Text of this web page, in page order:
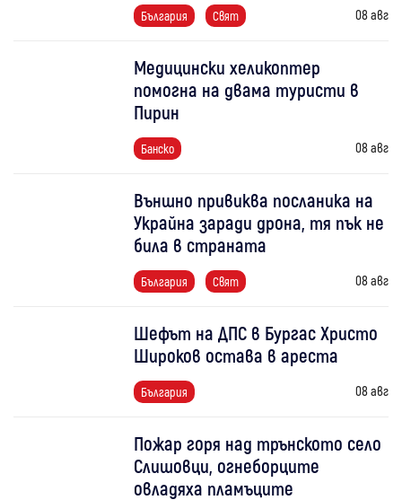
България Свят 08 авг
Медицински хеликоптер
помогна на двама туристи в
Пирин
Банско 08 авг
Външно привиква посланика на
Украйна заради дрона, тя пък не
била в страната
България Свят 08 авг
Шефът на ДПС в Бургас Христо
Широков остава в ареста
България 08 авг
Пожар горя над трънското село
Слишовци, огнеборците
овладяха пламъците